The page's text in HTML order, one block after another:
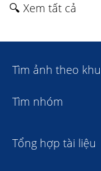
🔍 Xem tất cả
Tìm ảnh theo
Tìm nhóm
Tổng hợp tài liệu